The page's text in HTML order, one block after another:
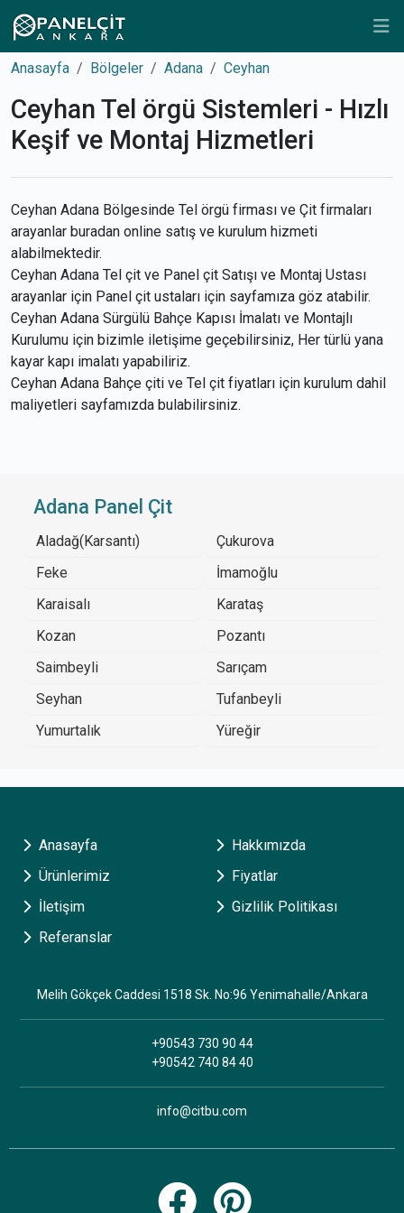
Anasayfa Bölgeler Adana Ceyhan
Ceyhan Tel örgü Sistemleri - Hızlı
Keşif ve Montaj Hizmetleri
Ceyhan Adana Bölgesinde Tel örgü firması ve Çit firmaları
arayanlar buradan online satış ve kurulum hizmeti
alabilmektedir.
Ceyhan Adana Tel çit ve Panel çit Satışı ve Montaj Ustası
arayanlar için Panel çit ustaları için sayfamıza göz atabilir.
Ceyhan Adana Sürgülü Bahçe Kapısı İmalatı ve Montajlı
Kurulumu için bizimle iletişime geçebilirsiniz, Her türlü yana
kayar kapı imalatı yapabiliriz.
Ceyhan Adana Bahçe çiti ve Tel çit fiyatları için kurulum dahil
maliyetleri sayfamızda bulabilirsiniz.
Adana Panel Çit
Aladağ(Karsantı)
Çukurova
Feke
İmamoğlu
Karaisalı
Karataş
Kozan
Pozantı
Saimbeyli
Sarıçam
Seyhan
Tufanbeyli
Yumurtalık
Yüreğir
Anasayfa
Hakkımızda
Ürünlerimiz
Fiyatlar
İletişim
Gizlilik Politikası
Referanslar
Melih Gökçek Caddesi 1518 Sk. No:96 Yenimahalle/Ankara
+90543 730 90 44
+90542 740 84 40
info@citbu.com